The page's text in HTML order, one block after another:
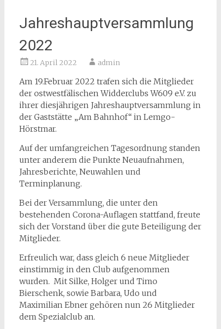
Jahreshauptversammlung
2022
21. April 2022 admin
Am 19.Februar 2022 trafen sich die Mitglieder
der ostwestfälischen Widderclubs W609 e.V. zu
ihrer diesjährigen Jahreshauptversammlung in
der Gaststätte „Am Bahnhof“ in Lemgo-
Hörstmar.
Auf der umfangreichen Tagesordnung standen
unter anderem die Punkte Neuaufnahmen,
Jahresberichte, Neuwahlen und
Terminplanung.
Bei der Versammlung, die unter den
bestehenden Corona-Auflagen stattfand, freute
sich der Vorstand über die gute Beteiligung der
Mitglieder.
Erfreulich war, dass gleich 6 neue Mitglieder
einstimmig in den Club aufgenommen
wurden. Mit Silke, Holger und Timo
Bierschenk, sowie Barbara, Udo und
Maximilian Ebner gehören nun 26 Mitglieder
dem Spezialclub an.